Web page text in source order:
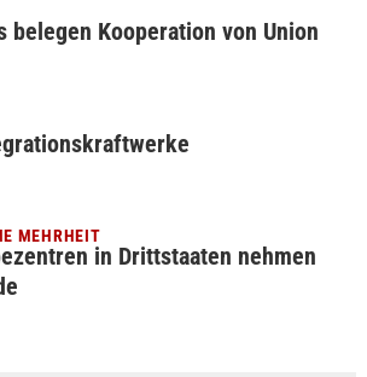
belegen Kooperation von Union
MEHRHEIT
in Drittstaaten nehmen